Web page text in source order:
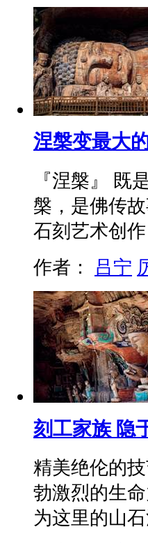
涅槃变最大
『涅槃』 既
槃，是佛传
石刻艺术创
作者： 吕宁
刻工家族 隐
精美绝伦的
勃激烈的生
为这里的山石